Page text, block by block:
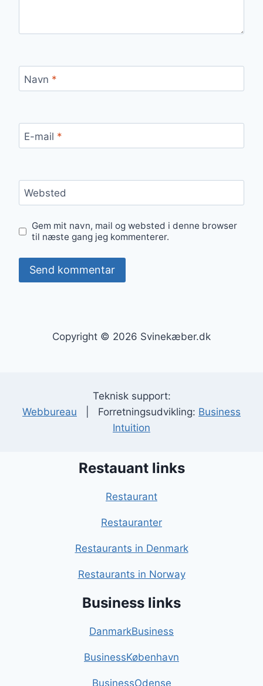
Navn *
E-mail *
Websted
Gem mit navn, mail og websted i denne browser
til næste gang jeg kommenterer.
Copyright © 2026 Svinekæber.dk
Teknisk support:
Webbureau | Forretningsudvikling: Business
Intuition
Restauant links
Restaurant
Restauranter
Restaurants in Denmark
Restaurants in Norway
Business links
DanmarkBusiness
BusinessKøbenhavn
BusinessOdense